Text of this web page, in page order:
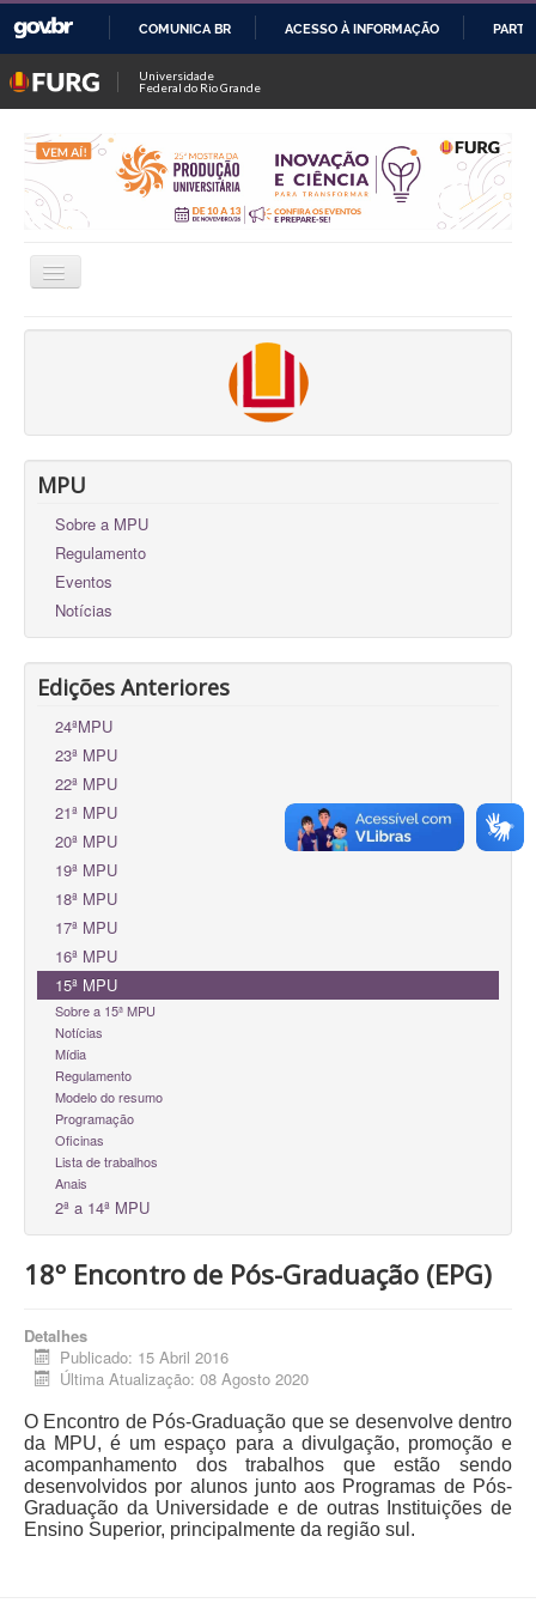
O
COMUNICA BR ACESSO À INFORMAÇÃO
Universidade
Federal do Rio Grande
Alternar
INSCRIÇÕES
CONSULTAR TRABALHOS / SALAS
MPU
Sobre a MPU
Regulamento
Eventos
Notícias
Edições Anteriores
24ªMPU
23ª MPU
22ª MPU
21ª MPU
20ª MPU
19ª MPU
18ª MPU
17ª MPU
16ª MPU
15ª MPU
Sobre a 15ª MPU
Notícias
Mídia
Regulamento
Modelo do resumo
Programação
Oficinas
Lista de trabalhos
Anais
2ª a 14ª MPU
18º Encontro de Pós-Graduação (EPG)
Detalhes
Publicado: 15 Abril 2016
Última Atualização: 08 Agosto 2020
O Encontro de Pós-Graduação que se desenvolve dentro
da MPU, é um espaço para a divulgação, promoção e
acompanhamento dos trabalhos que estão sendo
desenvolvidos por alunos junto aos Programas de Pós-
Graduação da Universidade e de outras Instituições de
Ensino Superior, principalmente da região sul.